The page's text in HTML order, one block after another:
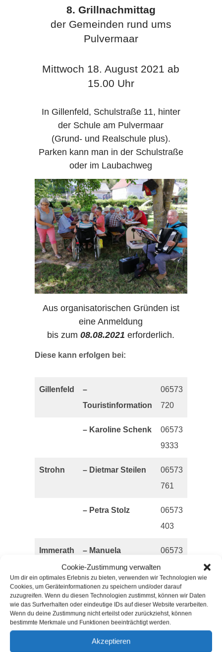
Cookie-Zustimmung verwalten
Um dir ein optimales Erlebnis zu bieten, verwenden wir Technologien wie
Cookies, um Geräteinformationen zu speichern und/oder darauf
zuzugreifen. Wenn du diesen Technologien zustimmst, können wir Daten
wie das Surfverhalten oder eindeutige IDs auf dieser Website verarbeiten.
Wenn du deine Zustimmung nicht erteilst oder zurückziehst, können
bestimmte Merkmale und Funktionen beeinträchtigt werden.
Akzeptieren
8. Grillnachmittag
der Gemeinden rund ums
Pulvermaar
Mittwoch 18. August 2021 ab
15.00 Uhr
In Gillenfeld, Schulstraße 11, hinter
der Schule am Pulvermaar
(Grund- und Realschule plus).
Parken kann man in der Schulstraße
oder im Laubachweg
Aus organisatorischen Gründen ist
eine Anmeldung
bis zum08.08.2021erforderlich.
Diese kann erfolgen bei:
Gillenfeld
–
Touristinformation
06573
720
– Karoline Schenk
06573
9333
Strohn – Dietmar Steilen
06573
761
– Petra Stolz
06573
403
Immerath
– Manuela
Schmitz
06573
9525742
Mückeln – Klaus Botzet
06574
9009565
oder bei den
jeweiligen